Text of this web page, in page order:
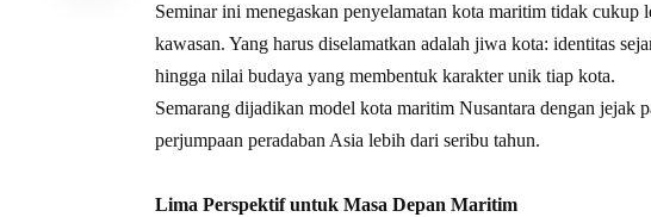
Seminar ini menegaskan penyelamatan kota maritim tidak cukup
kawasan. Yang harus diselamatkan adalah jiwa kota: identitas
hingga nilai budaya yang membentuk karakter unik tiap kota.
Semarang dijadikan model kota maritim Nusantara dengan jejak
perjumpaan peradaban Asia lebih dari seribu tahun.
Lima Perspektif untuk Masa Depan Maritim